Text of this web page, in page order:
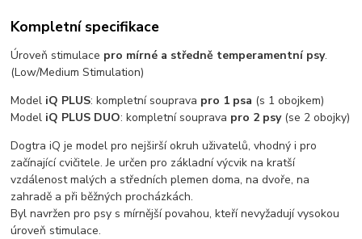
Kompletní specifikace
Úroveň stimulace pro mírné a středně temperamentní psy.
(Low/Medium Stimulation)
Model iQ PLUS: kompletní souprava pro 1 psa (s 1 obojkem)
Model iQ PLUS DUO: kompletní souprava pro 2 psy(se 2 obojky)
Dogtra iQ je model pro nejširší okruh uživatelů, vhodný i pro
začínající cvičitele. Je určen pro základní výcvik na kratší
vzdálenost malých a středních plemen doma, na dvoře, na
zahradě a při běžných procházkách.
Byl navržen pro psy s mírnější povahou, kteří nevyžadují vysokou
úroveň stimulace.